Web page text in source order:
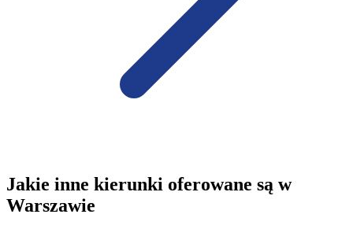
Jakie inne kierunki oferowane są w
Warszawie